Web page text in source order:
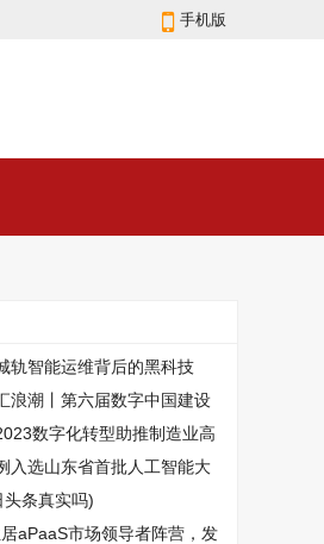
手机版
轨智能运维背后的黑科技
浪潮丨第六届数字中国建设
数字化转型助推制造业高
入选山东省首批人工智能大
条真实吗)
aPaaS市场领导者阵营，发